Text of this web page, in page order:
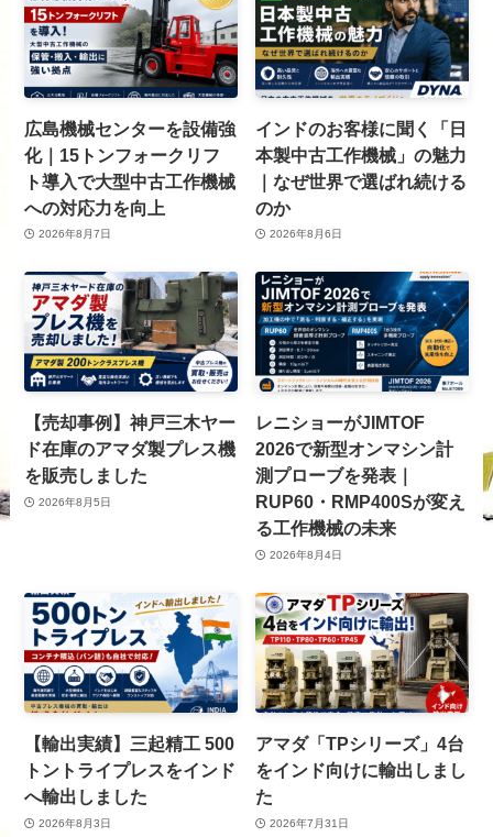
広島機械センターを設備強
化｜15トンフォークリフ
ト導入で大型中古工作機械
への対応力を向上
2026年8月7日
インドのお客様に聞く「日
本製中古工作機械」の魅力
｜なぜ世界で選ばれ続ける
のか
2026年8月6日
【売却事例】神戸三木ヤー
ド在庫のアマダ製プレス機
を販売しました
2026年8月5日
レニショーがJIMTOF
2026で新型オンマシン計
測プローブを発表｜
RUP60・RMP400Sが変え
る工作機械の未来
2026年8月4日
【輸出実績】三起精工 500
トントライプレスをインド
へ輸出しました
2026年8月3日
アマダ「TPシリーズ」4台
をインド向けに輸出しまし
た
2026年7月31日